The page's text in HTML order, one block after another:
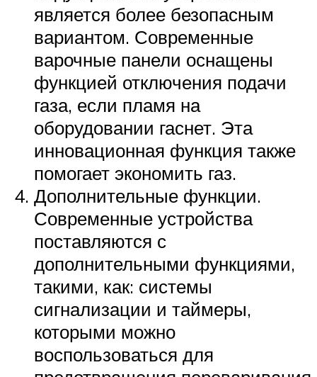
является более безопасным
вариантом. Современные
варочные панели оснащены
функцией отключения подачи
газа, если пламя на
оборудовании гаснет. Эта
инновационная функция также
помогает экономить газ.
Дополнительные функции.
Современные устройства
поставляются с
дополнительными функциями,
такими, как: системы
сигнализации и таймеры,
которыми можно
воспользоваться для